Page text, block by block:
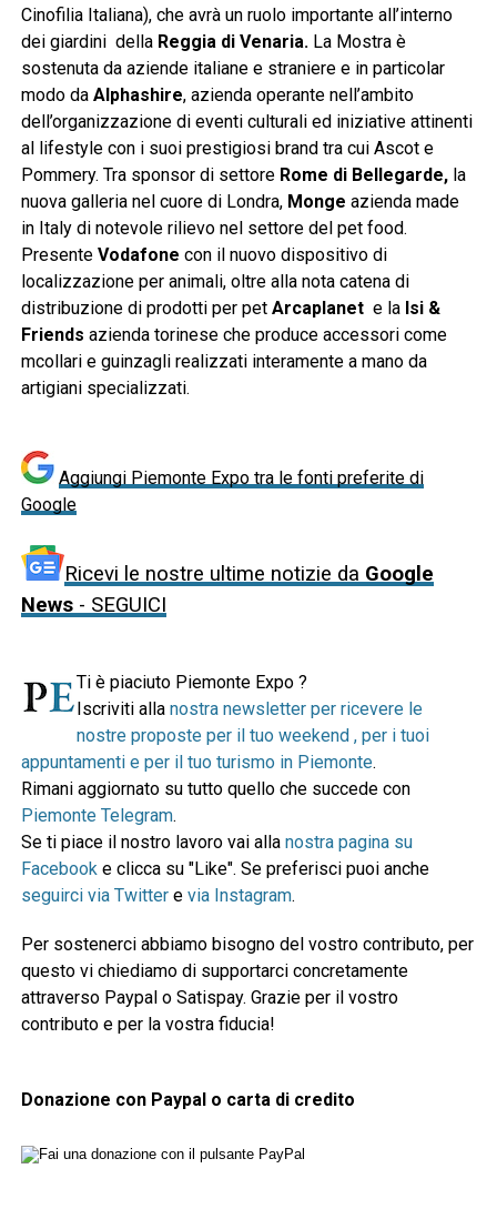
Cinofilia Italiana), che avrà un ruolo importante all’interno
dei giardini della Reggia di Venaria. La Mostra è
sostenuta da aziende italiane e straniere e in particolar
modo da Alphashire, azienda operante nell’ambito
dell’organizzazione di eventi culturali ed iniziative attinenti
al lifestyle con i suoi prestigiosi brand tra cui Ascot e
Pommery. Tra sponsor di settore Rome di Bellegarde, la
nuova galleria nel cuore di Londra, Monge azienda made
in Italy di notevole rilievo nel settore del pet food.
Presente Vodafone con il nuovo dispositivo di
localizzazione per animali, oltre alla nota catena di
distribuzione di prodotti per pet Arcaplanet e la Isi &
Friends azienda torinese che produce accessori come
mcollari e guinzagli realizzati interamente a mano da
artigiani specializzati.
Aggiungi Piemonte Expo tra le fonti preferite di
Google
Ricevi le nostre ultime notizie da Google
News- SEGUICI
Ti è piaciuto Piemonte Expo ?
Iscriviti alla nostra newsletter per ricevere le
nostre proposte per il tuo weekend , per i tuoi
appuntamenti e per il tuo turismo in Piemonte.
Rimani aggiornato su tutto quello che succede con
Piemonte Telegram.
Se ti piace il nostro lavoro vai alla nostra pagina su
Facebooke clicca su "Like". Se preferisci puoi anche
seguirci via Twittere via Instagram.
Per sostenerci abbiamo bisogno del vostro contributo, per
questo vi chiediamo di supportarci concretamente
attraverso Paypal o Satispay. Grazie per il vostro
contributo e per la vostra fiducia!
Donazione con Paypal o carta di credito